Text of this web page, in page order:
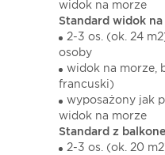
widok na morze
Standard widok na
2-3 os. (ok. 24
osoby
widok na morze,
francuski)
wyposażony jak
widok na morze
Standard z
2-3 os. (ok. 20